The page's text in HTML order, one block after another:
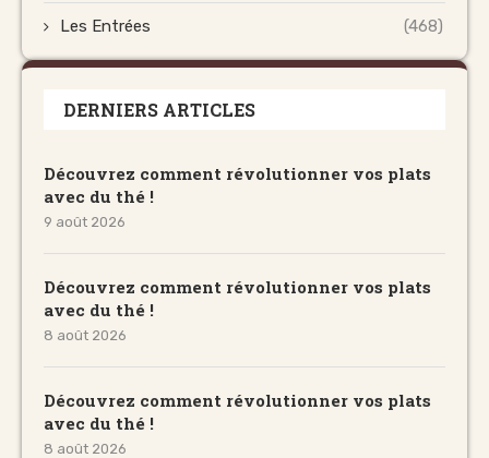
Les Entrées (468)
DERNIERS ARTICLES
Découvrez comment révolutionner vos plats
avec du thé !
9 août 2026
Découvrez comment révolutionner vos plats
avec du thé !
8 août 2026
Découvrez comment révolutionner vos plats
avec du thé !
8 août 2026